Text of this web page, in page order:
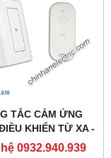
TẮC CẢM ỨNG
KHIỂN TỪ XA -
KÊNH) - KAWASAN
0932.940.939